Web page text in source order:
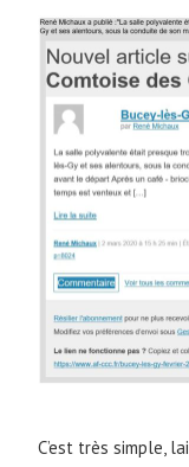
C’est très simple,